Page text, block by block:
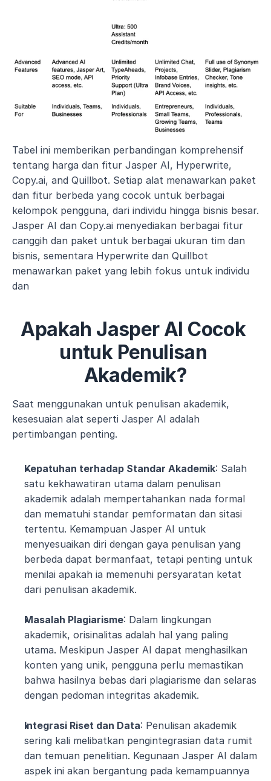
Tabel ini memberikan perbandingan komprehensif
tentang harga dan fitur Jasper AI, Hyperwrite,
Copy.ai, and Quillbot. Setiap alat menawarkan paket
dan fitur berbeda yang cocok untuk berbagai
kelompok pengguna, dari individu hingga bisnis besar.
Jasper AI dan Copy.ai menyediakan berbagai fitur
canggih dan paket untuk berbagai ukuran tim dan
bisnis, sementara Hyperwrite dan Quillbot
menawarkan paket yang lebih fokus untuk individu
dan
Apakah Jasper AI Cocok
untuk Penulisan
Akademik?
Saat menggunakan untuk penulisan akademik,
kesesuaian alat seperti Jasper AI adalah
pertimbangan penting.
Kepatuhan terhadap Standar Akademik: Salah
satu kekhawatiran utama dalam penulisan
akademik adalah mempertahankan nada formal
dan mematuhi standar pemformatan dan sitasi
tertentu. Kemampuan Jasper AI untuk
menyesuaikan diri dengan gaya penulisan yang
berbeda dapat bermanfaat, tetapi penting untuk
menilai apakah ia memenuhi persyaratan ketat
dari penulisan akademik.
Masalah Plagiarisme: Dalam lingkungan
akademik, orisinalitas adalah hal yang paling
utama. Meskipun Jasper AI dapat menghasilkan
konten yang unik, pengguna perlu memastikan
bahwa hasilnya bebas dari plagiarisme dan selaras
dengan pedoman integritas akademik.
Integrasi Riset dan Data: Penulisan akademik
sering kali melibatkan pengintegrasian data rumit
dan temuan penelitian. Kegunaan Jasper AI dalam
aspek ini akan bergantung pada kemampuannya